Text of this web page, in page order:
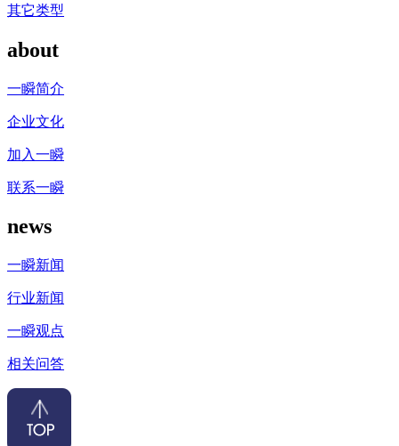
其它类型
about
一瞬简介
企业文化
加入一瞬
联系一瞬
news
一瞬新闻
行业新闻
一瞬观点
相关问答